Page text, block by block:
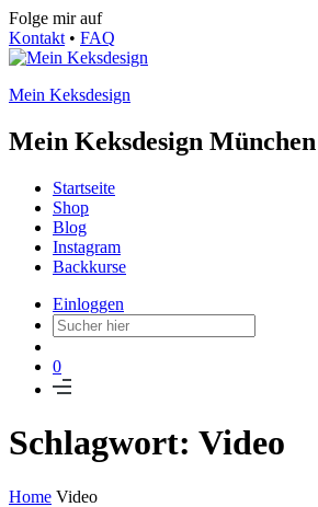
Folge mir auf
Kontakt • FAQ
Mein Keksdesign
Mein Keksdesign München
Startseite
Shop
Blog
Instagram
Backkurse
Einloggen
0
Schlagwort: Video
Home Video